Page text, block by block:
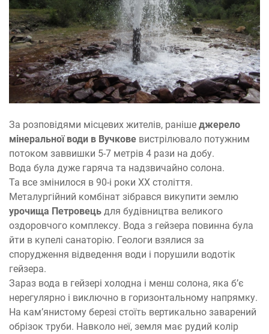
За розповідями місцевих жителів, раніше джерело
мінеральної води в Вучкове вистрілювало потужним
потоком заввишки 5-7 метрів 4 рази на добу.
Вода була дуже гаряча та надзвичайно солона.
Та все змінилося в 90-і роки XX століття.
Металургійний комбінат зібрався викупити землю
урочища Петровець для будівництва великого
оздоровчого комплексу. Вода з гейзера повинна була
йти в купелі санаторію. Геологи взялися за
спорудження відведення води і порушили водотік
гейзера.
Зараз вода в гейзері холодна і менш солона, яка б’є
нерегулярно і виключно в горизонтальному напрямку.
На кам’янистому березі стоїть вертикально заварений
обрізок труби. Навколо неї, земля має рудий колір